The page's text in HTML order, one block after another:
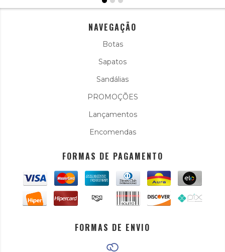
NAVEGAÇÃO
Botas
Sapatos
Sandálias
PROMOÇÕES
Lançamentos
Encomendas
FORMAS DE PAGAMENTO
FORMAS DE ENVIO